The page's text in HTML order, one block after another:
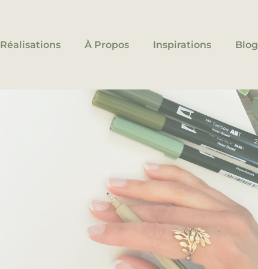
Réalisations À Propos Inspirations Blog